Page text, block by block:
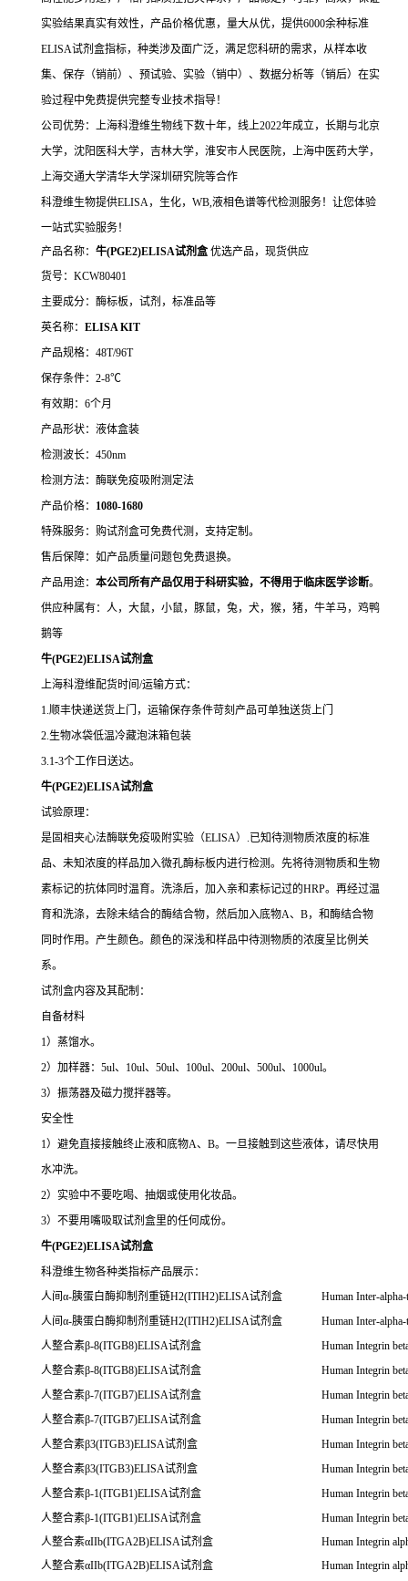
实验结果真实有效性，产品价格优惠，量大从优，提供6000余种标准
ELISA试剂盒指标，种类涉及面广泛，满足您科研的需求，从样本收
集、保存（销前）、预试验、实验（销中）、数据分析等（销后）在实
验过程中免费提供完整专业技术指导！
公司优势：上海科澄维生物线下数十年，线上2022年成立，长期与北京
大学，沈阳医科大学，吉林大学，淮安市人民医院，上海中医药大学，
上海交通大学清华大学深圳研究院等合作
科澄维生物提供ELISA，生化，WB,液相色谱等代检测服务！让您体验
一站式实验服务！
产品名称： 牛(PGE2)ELISA试剂盒 优选产品，现货供应
货号：KCW80401
主要成分：酶标板，试剂，标准品等
英名称： ELISA KIT
产品规格：48T/96T
保存条件：2-8℃
有效期：6个月
产品形状：液体盒装
检测波长：450nm
检测方法：酶联免疫吸附测定法
产品价格： 1080-1680
特殊服务：购试剂盒可免费代测，支持定制。
售后保障：如产品质量问题包免费退换。
产品用途： 本公司所有产品仅用于科研实验，不得用于临床医学诊断。
供应种属有：人，大鼠，小鼠，豚鼠，兔，犬，猴，猪，牛羊马，鸡鸭
鹅等
牛(PGE2)ELISA试剂盒
上海科澄维配货时间/运输方式：
1.顺丰快递送货上门，运输保存条件苛刻产品可单独送货上门
2.生物冰袋低温冷藏泡沫箱包装
3.1-3个工作日送达。
牛(PGE2)ELISA试剂盒
试验原理：
是固相夹心法酶联免疫吸附实验（ELISA）.已知待测物质浓度的标准
品、未知浓度的样品加入微孔酶标板内进行检测。先将待测物质和生物
素标记的抗体同时温育。洗涤后，加入亲和素标记过的HRP。再经过温
育和洗涤，去除未结合的酶结合物，然后加入底物A、B，和酶结合物
同时作用。产生颜色。颜色的深浅和样品中待测物质的浓度呈比例关
系。
试剂盒内容及其配制：
自备材料
1）蒸馏水。
2）加样器：5ul、10ul、50ul、100ul、200ul、500ul、1000ul。
3）振荡器及磁力搅拌器等。
安全性
1）避免直接接触终止液和底物A、B。一旦接触到这些液体，请尽快用
水冲洗。
2）实验中不要吃喝、抽烟或使用化妆品。
3）不要用嘴吸取试剂盒里的任何成份。
牛(PGE2)ELISA试剂盒
科澄维生物各种类指标产品展示：
人间α-胰蛋白酶抑制剂重链H2(ITIH2)ELISA试剂盒
Human Inter-
人间α-胰蛋白酶抑制剂重链H2(ITIH2)ELISA试剂盒
Human Inter-
人整合素β-8(ITGB8)ELISA试剂盒
Human Integrin
人整合素β-8(ITGB8)ELISA试剂盒
Human Integrin
人整合素β-7(ITGB7)ELISA试剂盒
Human Integrin
人整合素β-7(ITGB7)ELISA试剂盒
Human Integrin
人整合素β3(ITGB3)ELISA试剂盒
Human Integrin
人整合素β3(ITGB3)ELISA试剂盒
Human Integrin
人整合素β-1(ITGB1)ELISA试剂盒
Human Integrin
人整合素β-1(ITGB1)ELISA试剂盒
Human Integrin
人整合素αIIb(ITGA2B)ELISA试剂盒
Human Integrin
人整合素αIIb(ITGA2B)ELISA试剂盒
Human Integrin